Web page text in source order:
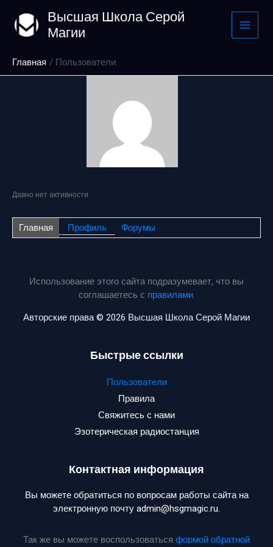
содержимому
Высшая Школа Серой
Магии
Главная Пользователи
Давно нет активности
Главная Профиль Форумы
Использование этого сайта подразумевает, что вы
соглашаетесь с правилами.
Авторские права © 2026 Высшая Школа Серой Магии
Быстрые ссылки
Пользователи
Правила
Свяжитесь с нами
Эзотерическая радиостанция
Контактная информация
Вы можете обратиться по вопросам работы сайта на
электронную почту admin@hsgmagic.ru.
Так же вы можете воспользоваться формой обратной